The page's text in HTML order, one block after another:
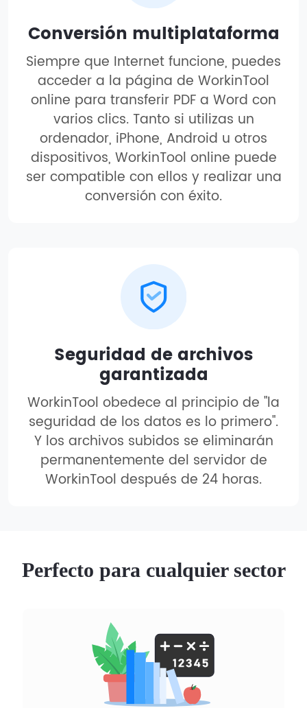
Conversión multiplataforma
Siempre que Internet funcione, puedes
acceder a la página de WorkinTool
online para transferir PDF a Word con
varios clics. Tanto si utilizas un
ordenador, iPhone, Android u otros
dispositivos, WorkinTool online puede
ser compatible con ellos y realizar una
conversión con éxito.
Seguridad de archivos
garantizada
WorkinTool obedece al principio de "la
seguridad de los datos es lo primero".
Y los archivos subidos se eliminarán
permanentemente del servidor de
WorkinTool después de 24 horas.
Perfecto para cualquier sector